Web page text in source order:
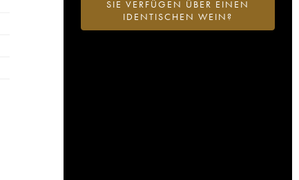
SIE VERFÜGEN ÜBER EINEN
IDENTISCHEN WEIN?